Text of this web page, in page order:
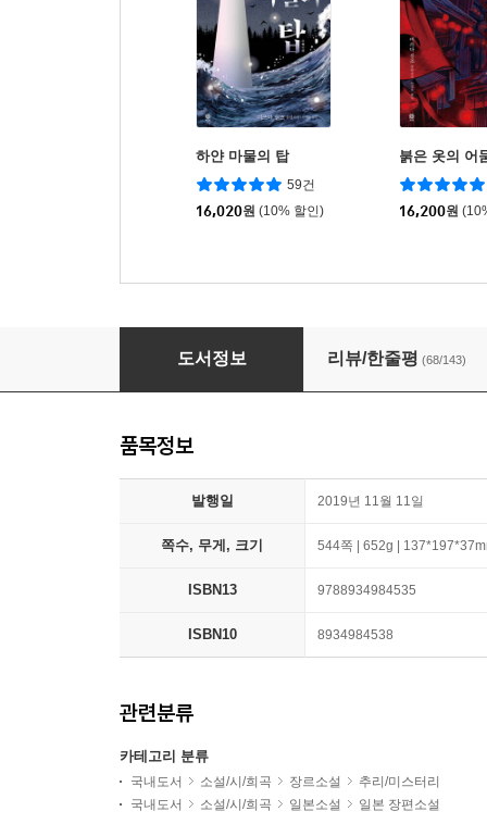
하얀 마물의 탑
59건
16,020원 (10% 할인)
붉은 옷의 어
16,200원
검은 얼굴의 여우
도서정보 리뷰/한줄평 (68/143)
품목정보
발행일 2019년 11월 11일
쪽수, 무게, 크기 544쪽 | 652g |
ISBN13 9788934984535
ISBN10 8934984538
관련분류
카테고리 분류
국내도서 소설/시/희곡 장르소설
추리/미스터리
국내도서
소설/시/희곡 일본소설 일본 장편소설